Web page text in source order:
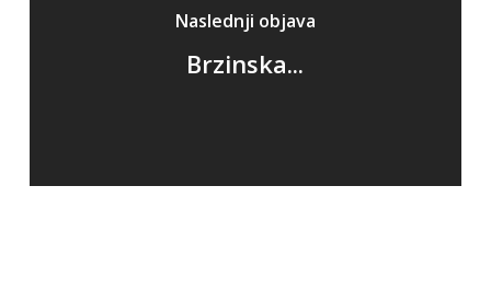
Naslednji objava
Brzinska...